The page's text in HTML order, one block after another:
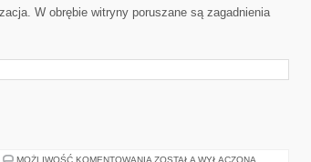
W obrębie witryny poruszane są zagadnienia
MOŻLIWOŚĆ KOMENTOWANIA KULINARIA
ZOSTAŁA WYŁĄCZONA